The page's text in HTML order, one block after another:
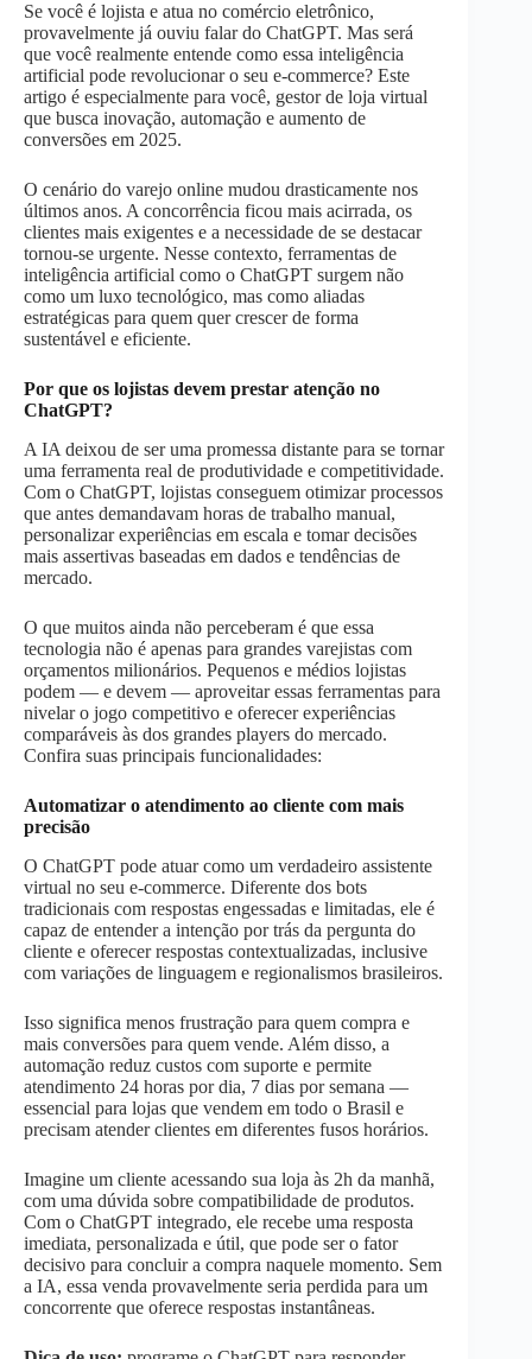
Se você é lojista e atua no comércio eletrônico,
provavelmente já ouviu falar do ChatGPT. Mas será
que você realmente entende como essa inteligência
artificial pode revolucionar o seu e-commerce? Este
artigo é especialmente para você, gestor de loja virtual
que busca inovação, automação e aumento de
conversões em 2025.
O cenário do varejo online mudou drasticamente nos
últimos anos. A concorrência ficou mais acirrada, os
clientes mais exigentes e a necessidade de se destacar
tornou-se urgente. Nesse contexto, ferramentas de
inteligência artificial como o ChatGPT surgem não
como um luxo tecnológico, mas como aliadas
estratégicas para quem quer crescer de forma
sustentável e eficiente.
Por que os lojistas devem prestar atenção no
ChatGPT?
A IA deixou de ser uma promessa distante para se tornar
uma ferramenta real de produtividade e competitividade.
Com o ChatGPT, lojistas conseguem otimizar processos
que antes demandavam horas de trabalho manual,
personalizar experiências em escala e tomar decisões
mais assertivas baseadas em dados e tendências de
mercado.
O que muitos ainda não perceberam é que essa
tecnologia não é apenas para grandes varejistas com
orçamentos milionários. Pequenos e médios lojistas
podem — e devem — aproveitar essas ferramentas para
nivelar o jogo competitivo e oferecer experiências
comparáveis às dos grandes players do mercado.
Confira suas principais funcionalidades:
Automatizar o atendimento ao cliente com mais
precisão
O ChatGPT pode atuar como um verdadeiro assistente
virtual no seu e-commerce. Diferente dos bots
tradicionais com respostas engessadas e limitadas, ele é
capaz de entender a intenção por trás da pergunta do
cliente e oferecer respostas contextualizadas, inclusive
com variações de linguagem e regionalismos brasileiros.
Isso significa menos frustração para quem compra e
mais conversões para quem vende. Além disso, a
automação reduz custos com suporte e permite
atendimento 24 horas por dia, 7 dias por semana —
essencial para lojas que vendem em todo o Brasil e
precisam atender clientes em diferentes fusos horários.
Imagine um cliente acessando sua loja às 2h da manhã,
com uma dúvida sobre compatibilidade de produtos.
Com o ChatGPT integrado, ele recebe uma resposta
imediata, personalizada e útil, que pode ser o fator
decisivo para concluir a compra naquele momento. Sem
a IA, essa venda provavelmente seria perdida para um
concorrente que oferece respostas instantâneas.